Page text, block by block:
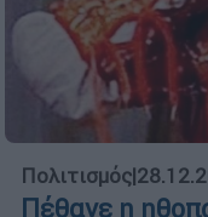
Πολιτισμός|
Πέθανε η